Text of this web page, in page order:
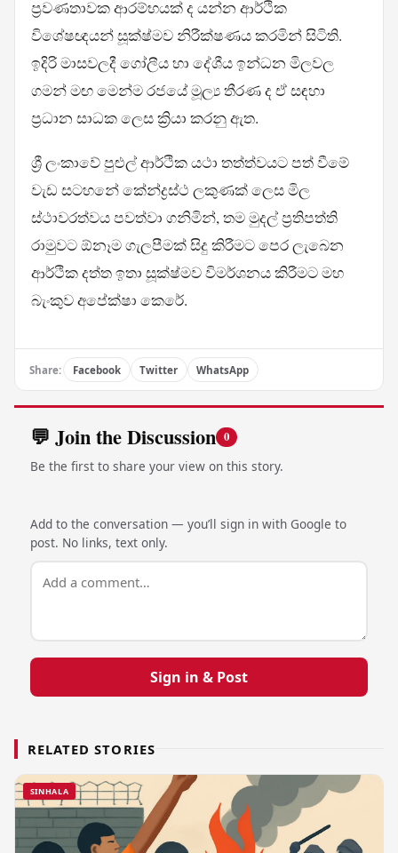
ප්‍රවණතාවක ආරම්භයක් ද යන්න ආර්ථික
විශේෂඥයන් සූක්ෂ්මව නිරීක්ෂණය කරමින් සිටිති.
ඉදිරි මාසවලදී ගෝලීය හා දේශීය ඉන්ධන මිලවල
ගමන් මඟ මෙන්ම රජයේ මූල්‍ය තීරණ ද ඒ සඳහා
ප්‍රධාන සාධක ලෙස ක්‍රියා කරනු ඇත.
ශ්‍රී ලංකාවේ පුළුල් ආර්ථික යථා තත්ත්වයට පත් වීමේ
වැඩ සටහනේ කේන්ද්‍රස්ථ ලකුණක් ලෙස මිල
ස්ථාවරත්වය පවත්වා ගනිමින්, තම මුදල් ප්‍රතිපත්ති
රාමුවට ඕනෑම ගැලපීමක් සිදු කිරීමට පෙර ලැබෙන
ආර්ථික දත්ත ඉතා සූක්ෂ්මව විමර්ශනය කිරීමට මහ
බැංකුව අපේක්ෂා කෙරේ.
Share: Facebook Twitter WhatsApp
💬 Join the Discussion 0
Be the first to share your view on this story.
Add to the conversation — you’ll sign in with Google to
post. No links, text only.
Sign in & Post
RELATED STORIES
SINHALA